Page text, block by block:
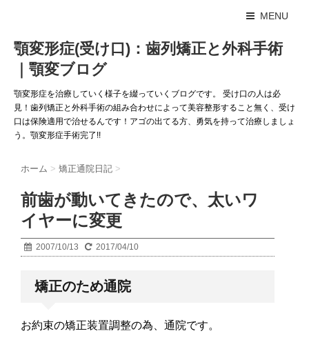
MENU
顎変形症(受け口)：歯列矯正と外科手術
｜顎変ブログ
顎変形症を治療していく様子を綴っていくブログです。 受け口の人は必
見！歯列矯正と外科手術の組み合わせによって美容整形すること無く、受け
口は保険適用で治せるんです！アゴの出てる方、勇気を持って治療しましょ
う。顎変形症手術完了!!
ホーム > 矯正通院日記 >
前歯が動いてきたので、太いワ
イヤーに変更
2007/10/13 2017/04/10
矯正のため通院
お約束の矯正装置調整の為、通院です。